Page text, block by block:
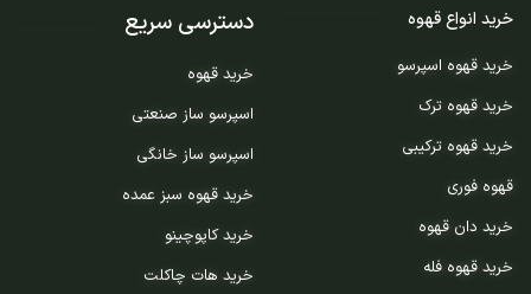
خرید انواع قهوه
خرید قهوه اسپرسو
خرید قهوه ترک
خرید قهوه ترکیبی
قهوه فوری
خرید دان قهوه
خرید قهوه فله
دسترسی سریع
خرید قهوه
اسپرسو ساز صنعتی
اسپرسو ساز خانگی
خرید قهوه سبز عمده
خرید کاپوچینو
خرید هات چاکلت